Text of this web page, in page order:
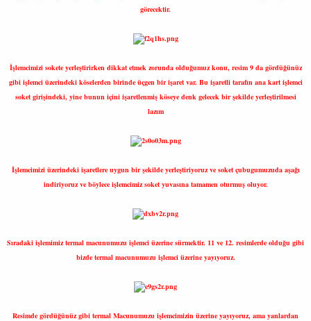
görecektir.
İşlemcimizi sokete yerleştirirken dikkat etmek zorunda olduğumuz konu, resim 9 da gördüğünüz
gibi işlemci üzerindeki köselerden birinde üçgen bir işaret var. Bu işaretli tarafın ana kart işlemci
soket girişindeki, yine bunun içini işaretlenmiş köseye denk gelecek bir şekilde yerleştirilmesi
lazım
İşlemcimizi üzerindeki işaretlere uygun bir şekilde yerleştiriyoruz ve soket çubugumuzuda aşağı
indiriyoruz ve böylece işlemcimiz soket yuvasına tamamen oturmuş oluyor.
Sıradaki işlemimiz termal macunumuzu işlemci üzerine sürmektir. 11 ve 12. resimlerde olduğu gibi
bizde termal macunumuzu işlemci üzerine yayıyoruz.
Resimde gördüğünüz gibi termal Macunumuzu işlemcimizin üzerine yayıyoruz, ama yanlardan